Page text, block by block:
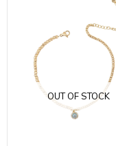
OUT OF STOCK